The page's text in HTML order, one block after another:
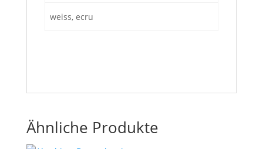
weiss, ecru
Ähnliche Produkte